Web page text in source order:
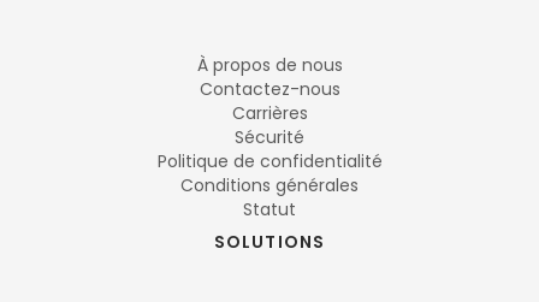
À propos de nous
Contactez-nous
Carrières
Sécurité
Politique de confidentialité
Conditions générales
Statut
SOLUTIONS